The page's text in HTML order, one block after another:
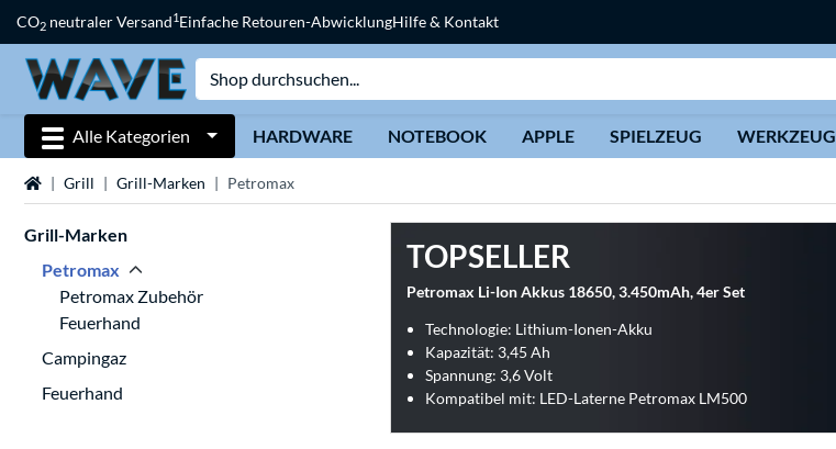
CO2 neutraler Versand1Einfache Retouren-AbwicklungHilfe & Kontakt
Alle Kategorien HARDWARE NOTEBOOK APPLE SPIELZEUG WERKZEUG
Startseite
Grill Grill-Marken Petromax
Grill-Marken
Petromax
Petromax Zubehör
Feuerhand
Campingaz
Feuerhand
TOPSELLER
Petromax Li-Ion Akkus 18650, 3.450mAh, 4er Set
Technologie: Lithium-Ionen-Akku
Kapazität: 3,45 Ah
Spannung: 3,6 Volt
Kompatibel mit: LED-Laterne Petromax LM500